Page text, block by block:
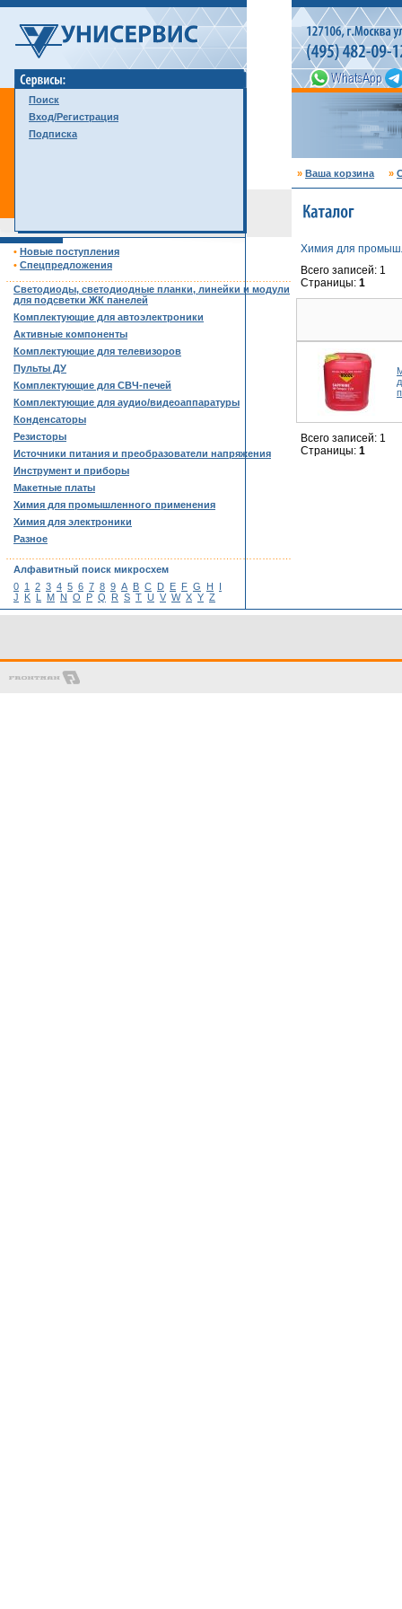
Поиск
Вход/Регистрация
Подписка
» Ваша корзина »
• Новые поступления
• Спецпредложения
Светодиоды, светодиодные планки, линейки и модули
для подсветки ЖК панелей
Комплектующие для автоэлектроники
Активные компоненты
Комплектующие для телевизоров
Пульты ДУ
Комплектующие для СВЧ-печей
Комплектующие для аудио/видеоаппаратуры
Конденсаторы
Резисторы
Источники питания и преобразователи напряжения
Инструмент и приборы
Макетные платы
Химия для промышленного применения
Химия для электроники
Разное
Алфавитный поиск микросхем
0 1 2 3 4 5 6 7 8 9 A B C D E F G H
I
J
K L M N O P Q R S T U V W X Y Z
Химия для
Всего записей: 1
Страницы: 1
Всего записей: 1
Страницы: 1